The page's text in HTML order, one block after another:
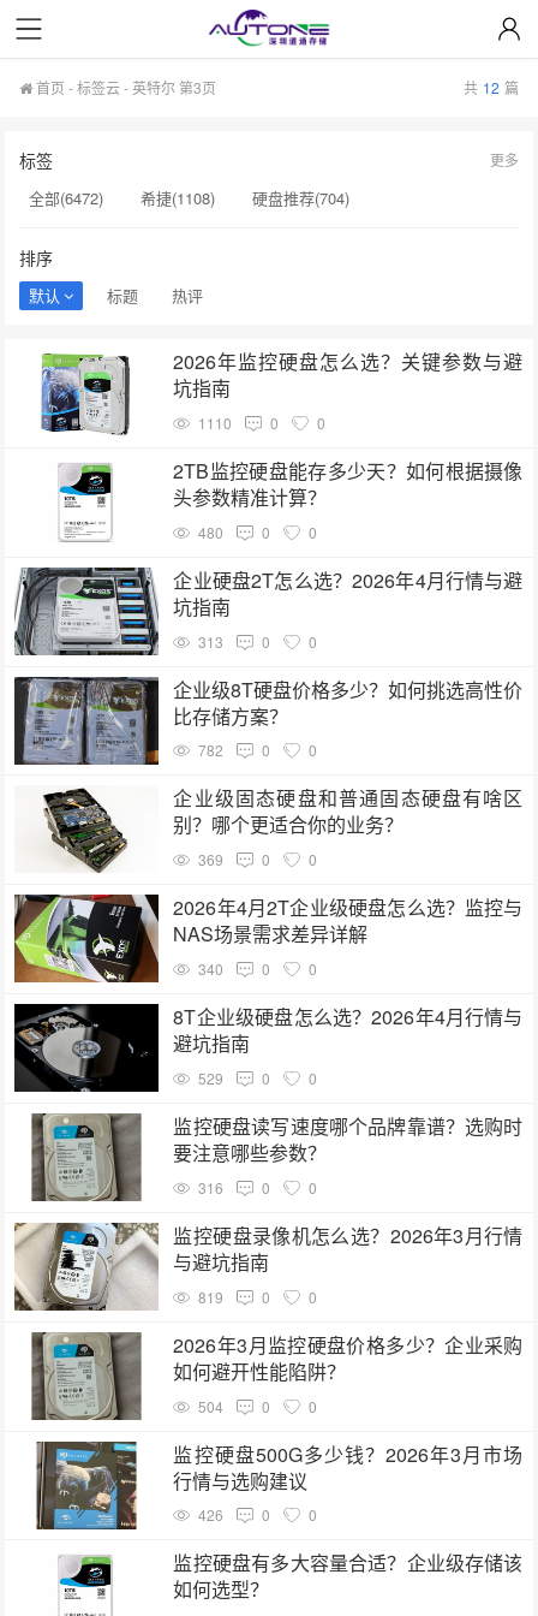
首页 -标签云- 英特尔 第3页 共 12 篇
标签
全部(6472) 希捷(1108)
硬盘推荐(704)
NAS硬盘(593)
希捷硬盘(553)
sata硬盘(190)
企业级SSD(190)
硬盘质量(189)
硬盘寿命(189)
固态硬盘推荐(188)
AI训练(187)
硬盘真伪验证(187)
西部数据(187)
硬盘真伪鉴别(185)
更多
排序
默认 标题 热评
2026年监控硬盘怎么选？关键参数与避
坑指南
1110 0 0
2TB监控硬盘能存多少天？如何根据摄像
头参数精准计算？
480 0 0
企业硬盘2T怎么选？2026年4月行情与避
坑指南
313 0 0
企业级8T硬盘价格多少？如何挑选高性价
比存储方案？
782 0 0
企业级固态硬盘和普通固态硬盘有啥区
别？哪个更适合你的业务？
369 0 0
2026年4月2T企业级硬盘怎么选？监控与
NAS场景需求差异详解
340 0 0
8T企业级硬盘怎么选？2026年4月行情与
避坑指南
529 0 0
监控硬盘读写速度哪个品牌靠谱？选购时
要注意哪些参数？
316 0 0
监控硬盘录像机怎么选？2026年3月行情
与避坑指南
819 0 0
2026年3月监控硬盘价格多少？企业采购
如何避开性能陷阱？
504 0 0
监控硬盘500G多少钱？2026年3月市场
行情与选购建议
426 0 0
监控硬盘有多大容量合适？企业级存储该
如何选型？